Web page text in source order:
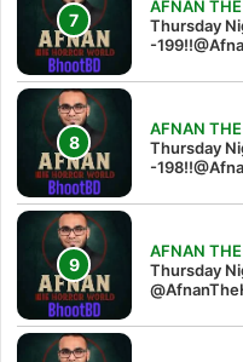
AFNAN THE
Thursday
-
AFNAN THE
Thursday
-
AFNAN THE
Thursday